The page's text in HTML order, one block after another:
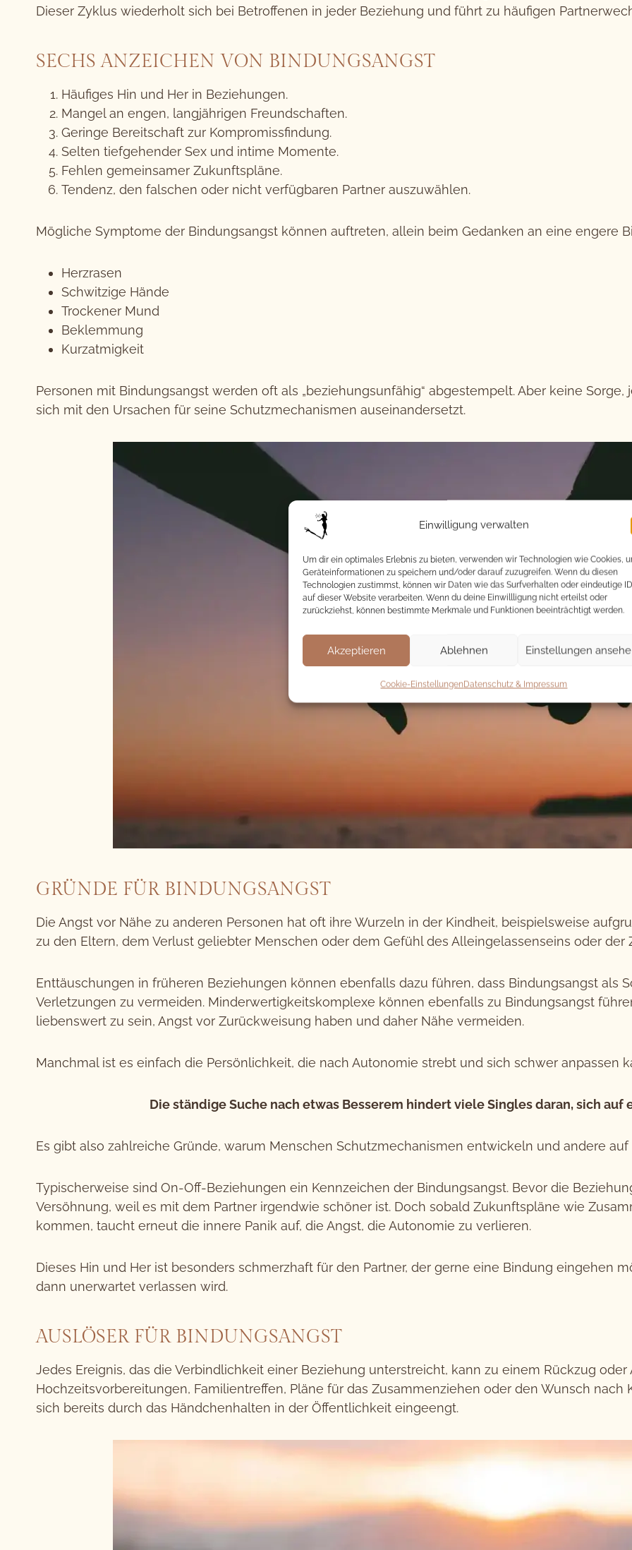
Einwilligung verwalten
Um dir ein optimales Erlebnis zu bieten, verwenden wir Technologien wie Cookies,
Geräteinformationen zu speichern und/oder darauf zuzugreifen. Wenn du diesen
Technologien zustimmst, können wir Daten wie das Surfverhalten oder eindeutige
auf dieser Website verarbeiten. Wenn du deine Einwillligung nicht erteilst oder
zurückziehst, können bestimmte Merkmale und Funktionen beeinträchtigt werden.
Akzeptieren Ablehnen Einstellungen
Cookie-EinstellungenDatenschutz & Impressum
Dieser Zyklus wiederholt sich bei Betroffenen in jeder Beziehung und führt zu häufigen
SECHS ANZEICHEN VON BINDUNGSANGST
Häufiges Hin und Her in Beziehungen.
Mangel an engen, langjährigen Freundschaften.
Geringe Bereitschaft zur Kompromissfindung.
Selten tiefgehender Sex und intime Momente.
Fehlen gemeinsamer Zukunftspläne.
Tendenz, den falschen oder nicht verfügbaren Partner auszuwählen.
Mögliche Symptome der Bindungsangst können auftreten, allein beim Gedanken an eine engere
Herzrasen
Schwitzige Hände
Trockener Mund
Beklemmung
Kurzatmigkeit
Personen mit Bindungsangst werden oft als „beziehungsunfähig“ abgestempelt. Aber keine
sich mit den Ursachen für seine Schutzmechanismen auseinandersetzt.
GRÜNDE FÜR BINDUNGSANGST
Die Angst vor Nähe zu anderen Personen hat oft ihre Wurzeln in der Kindheit, beispielsweise
zu den Eltern, dem Verlust geliebter Menschen oder dem Gefühl des Alleingelassenseins oder der
Enttäuschungen in früheren Beziehungen können ebenfalls dazu führen, dass Bindungsangst als
Verletzungen zu vermeiden. Minderwertigkeitskomplexe können ebenfalls zu Bindungsangst
liebenswert zu sein, Angst vor Zurückweisung haben und daher Nähe vermeiden.
Manchmal ist es einfach die Persönlichkeit, die nach Autonomie strebt und sich schwer anpassen
Die ständige Suche nach etwas Besserem hindert viele Singles daran, sich auf
Es gibt also zahlreiche Gründe, warum Menschen Schutzmechanismen entwickeln und andere auf
Typischerweise sind On-Off-Beziehungen ein Kennzeichen der Bindungsangst. Bevor die
Versöhnung, weil es mit dem Partner irgendwie schöner ist. Doch sobald Zukunftspläne wie
kommen, taucht erneut die innere Panik auf, die Angst, die Autonomie zu verlieren.
Dieses Hin und Her ist besonders schmerzhaft für den Partner, der gerne eine Bindung eingehen
dann unerwartet verlassen wird.
AUSLÖSER FÜR BINDUNGSANGST
Jedes Ereignis, das die Verbindlichkeit einer Beziehung unterstreicht, kann zu einem Rückzug
Hochzeitsvorbereitungen, Familientreffen, Pläne für das Zusammenziehen oder den Wunsch
sich bereits durch das Händchenhalten in der Öffentlichkeit eingeengt.